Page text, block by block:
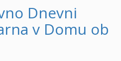
Dnevni
v Domu ob